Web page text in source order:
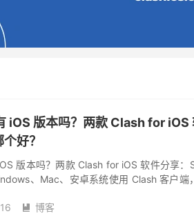
iOS 版本吗？两款 Clash for iOS
好？
版本吗？两款 Clash for iOS 软件分享
、Mac、安卓系统使用 Clash 客户端
 博客